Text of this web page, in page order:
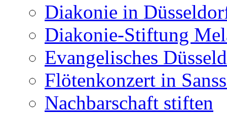
Diakonie in
Diakonie-Stiftung
Evangelisches
Flötenkonzert in
Nachbarschaft stiften